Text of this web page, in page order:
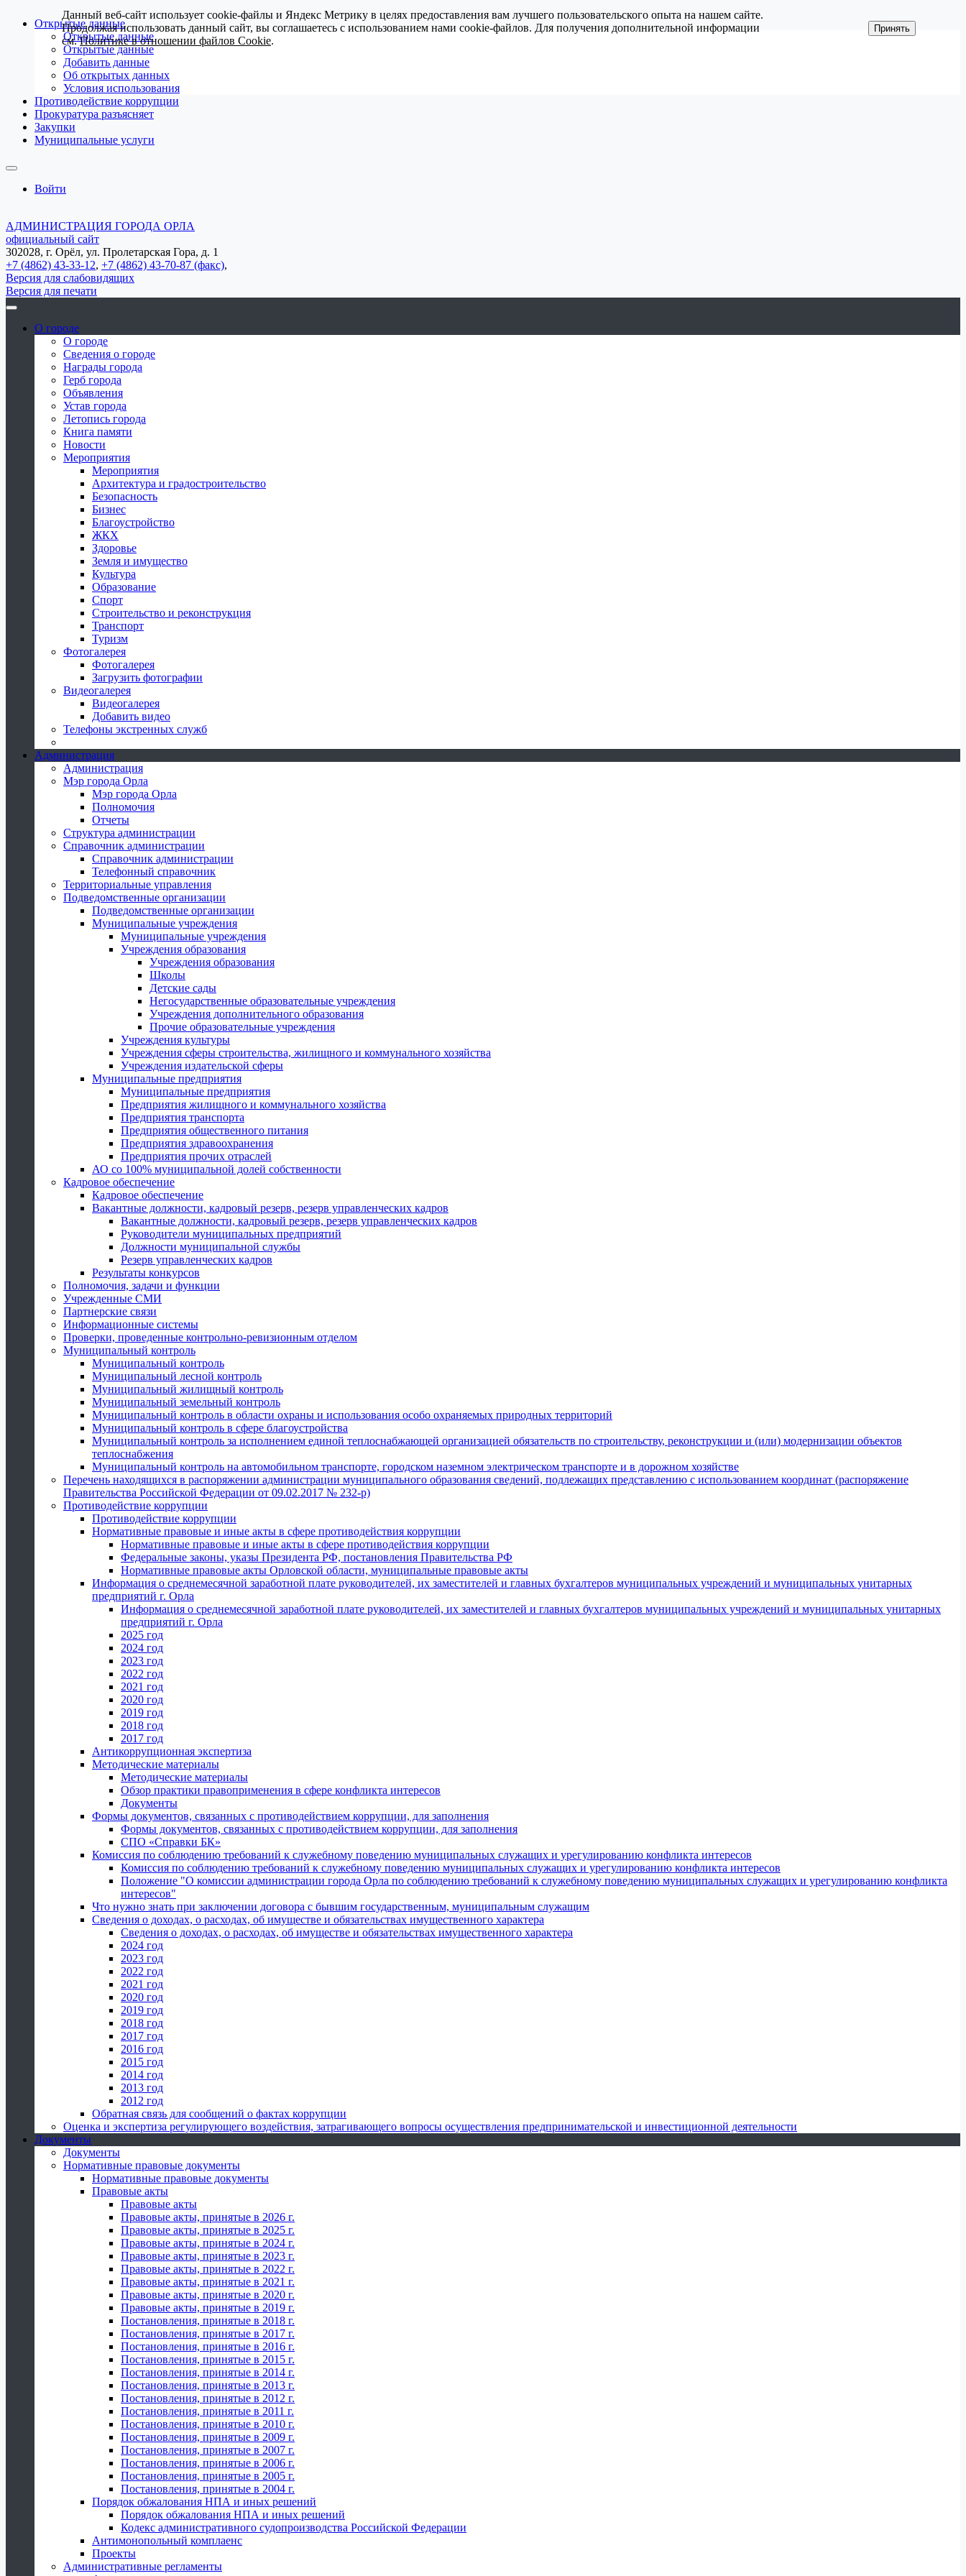
Открытые данные
Открытые данные
Открытые данные
Добавить данные
Об открытых данных
Условия использования
Противодействие коррупции
Прокуратура разъясняет
Закупки
Муниципальные услуги
Войти
АДМИНИСТРАЦИЯ ГОРОДА ОРЛА
официальный сайт
302028, г. Орёл, ул. Пролетарская Гора, д. 1
+7 (4862) 43-33-12, +7 (4862) 43-70-87 (факс),
Версия для слабовидящих
Версия для печати
О городе
О городе
Сведения о городе
Награды города
Герб города
Объявления
Устав города
Летопись города
Книга памяти
Новости
Мероприятия
Мероприятия
Архитектура и градостроительство
Безопасность
Бизнес
Благоустройство
ЖКХ
Здоровье
Земля и имущество
Культура
Образование
Спорт
Строительство и реконструкция
Транспорт
Туризм
Фотогалерея
Фотогалерея
Загрузить фотографии
Видеогалерея
Видеогалерея
Добавить видео
Телефоны экстренных служб
Администрация
Администрация
Мэр города Орла
Мэр города Орла
Полномочия
Отчеты
Структура администрации
Справочник администрации
Справочник администрации
Телефонный справочник
Территориальные управления
Подведомственные организации
Подведомственные организации
Муниципальные учреждения
Муниципальные учреждения
Учреждения образования
Учреждения образования
Школы
Детские сады
Негосударственные образовательные учреждения
Учреждения дополнительного образования
Прочие образовательные учреждения
Учреждения культуры
Учреждения сферы строительства, жилищного и коммунального хозяйства
Учреждения издательской сферы
Муниципальные предприятия
Муниципальные предприятия
Предприятия жилищного и коммунального хозяйства
Предприятия транспорта
Предприятия общественного питания
Предприятия здравоохранения
Предприятия прочих отраслей
АО со 100% муниципальной долей собственности
Кадровое обеспечение
Кадровое обеспечение
Вакантные должности, кадровый резерв, резерв управленческих кадров
Вакантные должности, кадровый резерв, резерв управленческих кадров
Руководители муниципальных предприятий
Должности муниципальной службы
Резерв управленческих кадров
Результаты конкурсов
Полномочия, задачи и функции
Учрежденные СМИ
Партнерские связи
Информационные системы
Проверки, проведенные контрольно-ревизионным отделом
Муниципальный контроль
Муниципальный контроль
Муниципальный лесной контроль
Муниципальный жилищный контроль
Муниципальный земельный контроль
Муниципальный контроль в области охраны и использования особо охраняемых природных территорий
Муниципальный контроль в сфере благоустройства
Муниципальный контроль за исполнением единой теплоснабжающей организацией обязательств по строительству, реконструкции и (или) модернизации объектов
теплоснабжения
Муниципальный контроль на автомобильном транспорте, городском наземном электрическом транспорте и в дорожном хозяйстве
Перечень находящихся в распоряжении администрации муниципального образования сведений, подлежащих представлению с использованием координат (распоряжение
Правительства Российской Федерации от 09.02.2017 № 232-р)
Противодействие коррупции
Противодействие коррупции
Нормативные правовые и иные акты в сфере противодействия коррупции
Нормативные правовые и иные акты в сфере противодействия коррупции
Федеральные законы, указы Президента РФ, постановления Правительства РФ
Нормативные правовые акты Орловской области, муниципальные правовые акты
Информация о среднемесячной заработной плате руководителей, их заместителей и главных бухгалтеров муниципальных учреждений и муниципальных унитарных
предприятий г. Орла
Информация о среднемесячной заработной плате руководителей, их заместителей и главных бухгалтеров муниципальных учреждений и муниципальных унитарных
предприятий г. Орла
2025 год
2024 год
2023 год
2022 год
2021 год
2020 год
2019 год
2018 год
2017 год
Антикоррупционная экспертиза
Методические материалы
Методические материалы
Обзор практики правоприменения в сфере конфликта интересов
Документы
Формы документов, связанных с противодействием коррупции, для заполнения
Формы документов, связанных с противодействием коррупции, для заполнения
СПО «Справки БК»
Комиссия по соблюдению требований к служебному поведению муниципальных служащих и урегулированию конфликта интересов
Комиссия по соблюдению требований к служебному поведению муниципальных служащих и урегулированию конфликта интересов
Положение "О комиссии администрации города Орла по соблюдению требований к служебному поведению муниципальных служащих и урегулированию конфликта
интересов"
Что нужно знать при заключении договора с бывшим государственным, муниципальным служащим
Сведения о доходах, о расходах, об имуществе и обязательствах имущественного характера
Сведения о доходах, о расходах, об имуществе и обязательствах имущественного характера
2024 год
2023 год
2022 год
2021 год
2020 год
2019 год
2018 год
2017 год
2016 год
2015 год
2014 год
2013 год
2012 год
Обратная связь для сообщений о фактах коррупции
Оценка и экспертиза регулирующего воздействия, затрагивающего вопросы осуществления предпринимательской и инвестиционной деятельности
Документы
Документы
Нормативные правовые документы
Нормативные правовые документы
Правовые акты
Правовые акты
Правовые акты, принятые в 2026 г.
Правовые акты, принятые в 2025 г.
Правовые акты, принятые в 2024 г.
Правовые акты, принятые в 2023 г.
Правовые акты, принятые в 2022 г.
Правовые акты, принятые в 2021 г.
Правовые акты, принятые в 2020 г.
Правовые акты, принятые в 2019 г.
Постановления, принятые в 2018 г.
Постановления, принятые в 2017 г.
Постановления, принятые в 2016 г.
Постановления, принятые в 2015 г.
Постановления, принятые в 2014 г.
Постановления, принятые в 2013 г.
Постановления, принятые в 2012 г.
Постановления, принятые в 2011 г.
Постановления, принятые в 2010 г.
Постановления, принятые в 2009 г.
Постановления, принятые в 2007 г.
Постановления, принятые в 2006 г.
Постановления, принятые в 2005 г.
Постановления, принятые в 2004 г.
Порядок обжалования НПА и иных решений
Порядок обжалования НПА и иных решений
Кодекс административного судопроизводства Российской Федерации
Антимонопольный комплаенс
Проекты
Административные регламенты
Данный веб-сайт использует cookie-файлы и Яндекс Метрику в целях предоставления вам лучшего пользовательского опыта на нашем сайте.
Продолжая использовать данный сайт, вы соглашаетесь с использованием нами cookie-файлов. Для получения дополнительной информации
см.Политике в отношении файлов Cookie.
Принять